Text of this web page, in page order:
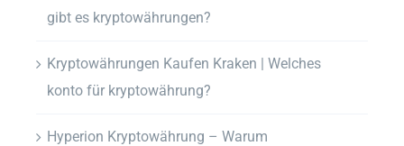
gibt es kryptowährungen?
Kryptowährungen Kaufen Kraken | Welches
konto für kryptowährung?
Hyperion Kryptowährung – Warum